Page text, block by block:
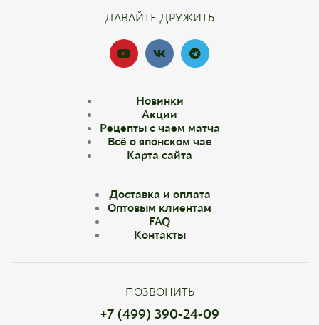
ДАВАЙТЕ ДРУЖИТЬ
Новинки
Акции
Рецепты с чаем матча
Всё о японском чае
Карта сайта
Доставка и оплата
Оптовым клиентам
FAQ
Контакты
ПОЗВОНИТЬ
+7 (499) 390-24-09